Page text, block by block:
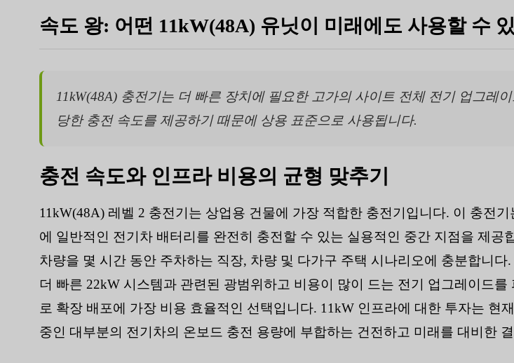
속도 왕: 어떤 11kW(48A) 유닛이 미래에도 사용할 수
11kW(48A) 충전기는 더 빠른 장치에 필요한 고가의 사이트 전체 전기 업그레
당한 충전 속도를 제공하기 때문에 상용 표준으로 사용됩니다.
충전 속도와 인프라 비용의 균형 맞추기
11kW(48A) 레벨 2 충전기는 상업용 건물에 가장 적합한 충전기입니다. 이 충전기
에 일반적인 전기차 배터리를 완전히 충전할 수 있는 실용적인 중간 지점을 제공
차량을 몇 시간 동안 주차하는 직장, 차량 및 다가구 주택 시나리오에 충분합니다
더 빠른 22kW 시스템과 관련된 광범위하고 비용이 많이 드는 전기 업그레이드를
로 확장 배포에 가장 비용 효율적인 선택입니다. 11kW 인프라에 대한 투자는 현
중인 대부분의 전기차의 온보드 충전 용량에 부합하는 건전하고 미래를 대비한